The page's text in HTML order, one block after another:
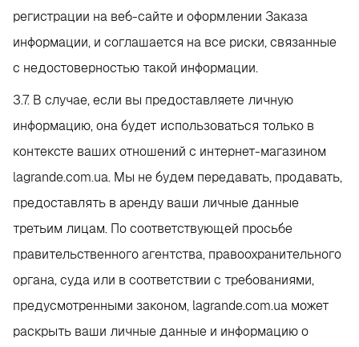
регистрации на веб-сайте и оформлении Заказа
информации, и соглашается на все риски, связанные
с недостоверностью такой информации.
3.7. В случае, если вы предоставляете личную
информацию, она будет использоваться только в
контексте ваших отношений с интернет-магазином
lagrande.com.ua. Мы не будем передавать, продавать,
предоставлять в аренду ваши личные данные
третьим лицам. По соответствующей просьбе
правительственного агентства, правоохранительного
органа, суда или в соответствии с требованиями,
предусмотренными законом, lagrande.com.ua может
раскрыть ваши личные данные и информацию о